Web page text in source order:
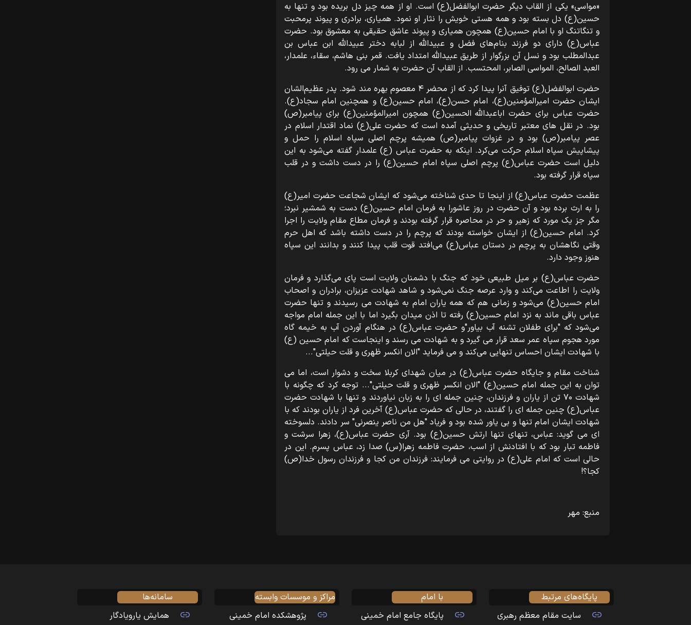
«مواسی» یکی از القاب دیگر حضرت ابوالفضل(ع) است. او از همه چیز دل بریده بود و تنها به
حسین(ع) دل بسته بود و همه هستی خویش را نثار او نمود. همیاری، برادری و پیوند پرمحبت
و تنگاتنگ او با امام حسین(ع) همچون همیاری و پیوند عاشق حقیقی به معشوق بود. حضرت
عباس(ع) دارای دو فرزند بنام‌های فضل و عبیدالله از لبابه دختر عبیدالله ابن عباس بن
عبدالمطلب بود و نسل آن بزرگوار از طریق عبیدالله امتداد یافت. قمر بنی هاشم، سقاء، علمدار،
العبد الصالح، المواسی الصابر، المحتسب. از القاب آن حضرت به شمار می رود.
حضرت ابوالفضل(ع) توفیق آنرا پیدا کرد که از محضر ۴ معصوم بهره‌ مند شود. پدر عظیم‌الشان
ایشان حضرت امیرالمؤمنین(ع)، امام حسن(ع)، امام حسین(ع) و همچنین امام سجاد(ع).
حضرت عباس برای حضرت اباعبدالله الحسین(ع) همچون امیرالمؤمنین(ع) برای پیامبر(ص)
بود. در نقل‌ های معتبر تاریخی و حدیثی آمده است که حضرت علی(ع) نماد اقتدار اسلام در
عصر پیامبر(ص) بود و در غزوات پیامبر(ص) همیشه پرچم اصلی سپاه اسلام را حمل و
پیشاپیش سپاه اسلام حرکت می‌کرد. اینکه به حضرت عباس (ع) علمدار گفته می‌شود به این
دلیل است حضرت عباس(ع) پرچم اصلی سپاه امام حسین(ع) را در دست داشت و در قلب
سپاه قرار گرفته بود.
عظمت حضرت عباس(ع) از اینجا تا حدی شناخته می‌شود که ایشان شجاعت حضرت امیر(ع)
را به ارث برده بود و آن حضرت در روز عاشورا به فرمان امام حسین(ع) دست به شمشیر نبرد؛
مگر جز یک مورد که زهیر و حر در محاصره قرار گرفته بودند و فرمان مطاع مقام ولایت را اجرا
کرد. امام حسین(ع) از ایشان خواسته بودند که پرچم را در دست داشته باشد که اهل حرم
وقتی نگاهشان به پرچم در دستان عباس(ع) می‌افتد قوت قلب پیدا ‌کنند و بدانند این سپاه
هنوز وجود دارد.
حضرت عباس(ع) بر میل طبیعی خود که جنگ با دشمنان ولایت است پای می‌گذارد و فرمان
ولایت را اطاعت می‌کند و وارد عرصه جنگ نمی‌شود و شاهد شهادت عزیزان، برادران و اصحاب
امام حسین(ع) می‌شود و زمانی هم که همه یاران امام به شهادت می رسیدند و تنها حضرت
عباس باقی ماند به نزد امام حسین(ع) رفته تا اذن میدان بگیرد اما با این جمله امام مواجه
می‌شود که "برای طفلان تشنه آب بیاور"و حضرت عباس(ع) در هنگام آوردن آب به خیمه گاه
مورد هجوم سپاه عمر سعد قرار می گیرد و به شهادت می رسند و اینجاست که امام حسین (ع)
با شهادت ایشان احساس تنهایی می‌کند و می ‌فرماید "الان انکسر ظهری و قلت حیلتی"...
شناخت مقام و جایگاه حضرت عباس(ع) در میان شهدای کربلا سخت و دشوار است، اما می
توان به این جمله امام حسین(ع) "الان انکسر ظهری و قلت حیلتی"... توجه کرد که چگونه با
شهادت ۷۰ تن از یاران و فرزندان، چنین جمله ای را به زبان نیاوردند و تنها با شهادت حضرت
عباس(ع) چنین جمله ای را گفتند، در حالی که حضرت عباس(ع) آخرین فرد از یاران بودند که با
شهادت ایشان امام تنها و بی یاور شده بود و فریاد "هل من ناصر ینصرنی" سر دادند. دلسوخته
ای می گوید: عباس، تنهای تنها ارتش حسین(ع) بود. آری حضرت عباس(ع)، زهرا سرشت و
فاطمه تبار بود که با افتادنش از اسب، حضرت فاطمه زهرا(س) صدا زد، عباس پسرم. این در
حالی است که امام علی(ع) در روایتی می فرمایند: فرزندان من کجا و فرزندان رسول خدا(ص)
کجا؟!
منبع: مهر
پایگاه‌های مرتبط
سایت مقام معظم رهبری
با امام
پایگاه جامع امام خمینی
مراکز و موسسات وابسته
پژوهشکده امام خمینی
سامانه‌ها
همایش یارویادگار